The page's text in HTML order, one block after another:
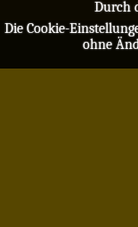
Durch
Die Cookie-
ohne